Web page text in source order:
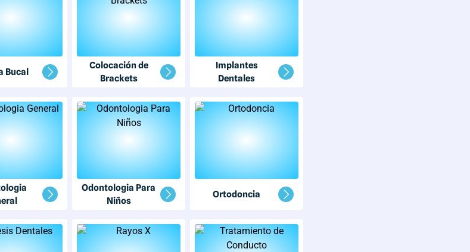
Bucal
Colocación de
Brackets
Implantes
Dentales
Odontologia Para
Niños
Ortodoncia